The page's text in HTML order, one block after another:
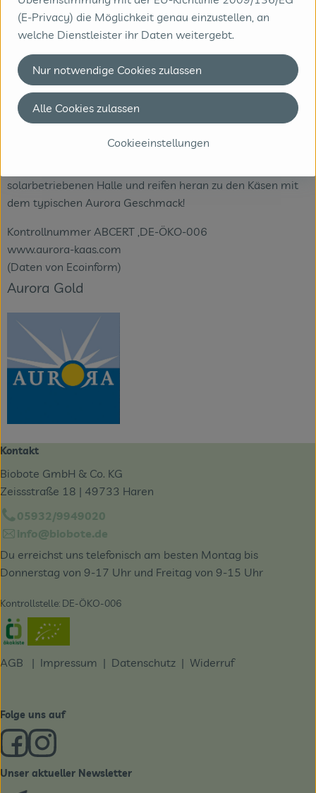
Mitarbeit unserer vier Kinder schon jetzt tatkräftig
unterstützt und wird auch in Zukunft in Familienführung
bleiben.
Die Milch erhalten wir von unseren 11 Landwirten aus
dem niederländischen Achterhoek und 6 Landwirten vom
Niederrhein. Aus dem qualitativ hochwertigen Rohstoff,
stellen wir nach traditionell niederländischer Käsereikunst
solarbetriebenen Halle und reifen heran zu den Käsen mit
dem typischen Aurora Geschmack!
Kontrollnummer ABCERT ,DE-ÖKO-006
www.aurora-kaas.com
(Daten von Ecoinform)
Aurora Gold
Kontakt
Biobote GmbH & Co. KG
Zeissstraße 18 | 49733 Haren
05932/9949020
info@biobote.de
Du erreichst uns telefonisch am besten Montag bis
Donnerstag von 9-17 Uhr und Freitag von 9-15 Uhr
Kontrollstelle: DE-ÖKO-006
Externer Link zu https://www.oekokiste.de/
AGB | Impressum | Datenschutz | Widerruf
Folge uns auf
Externer Link zu https://www.facebook.com/derBiobote/
Externer Link zu https://www.instagram.com/
Unser aktueller Newsletter
(E-Privacy) die Möglichkeit genau einzustellen, an
welche Dienstleister ihr Daten weitergebt.
Cookieeinstellungen
Nur notwendige Cookies zulassen
Alle Cookies zulassen